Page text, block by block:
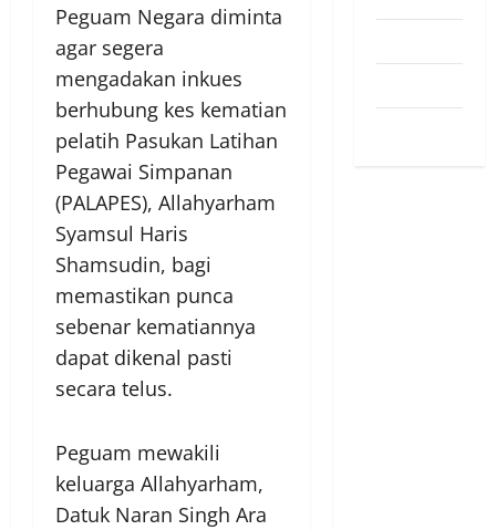
Peguam Negara diminta
agar segera
mengadakan inkues
berhubung kes kematian
pelatih Pasukan Latihan
Pegawai Simpanan
(PALAPES), Allahyarham
Syamsul Haris
Shamsudin, bagi
memastikan punca
sebenar kematiannya
dapat dikenal pasti
secara telus.
Peguam mewakili
keluarga Allahyarham,
Datuk Naran Singh Ara